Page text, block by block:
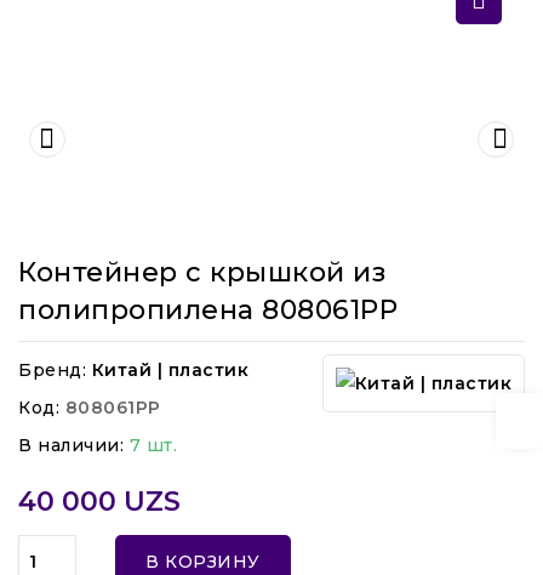
Контейнер с крышкой из
полипропилена 808061PP
Бренд: Китай | пластик
Код: 808061PP
В наличии: 7 шт.
40 000 UZS
В КОРЗИНУ